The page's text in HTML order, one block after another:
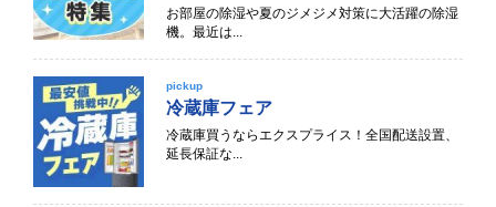
お部屋の除湿や夏のジメジメ対策に大活躍の除湿
機。最近は...
pickup
冷蔵庫フェア
冷蔵庫買うならエクスプライス！全国配送設置、
延長保証な...